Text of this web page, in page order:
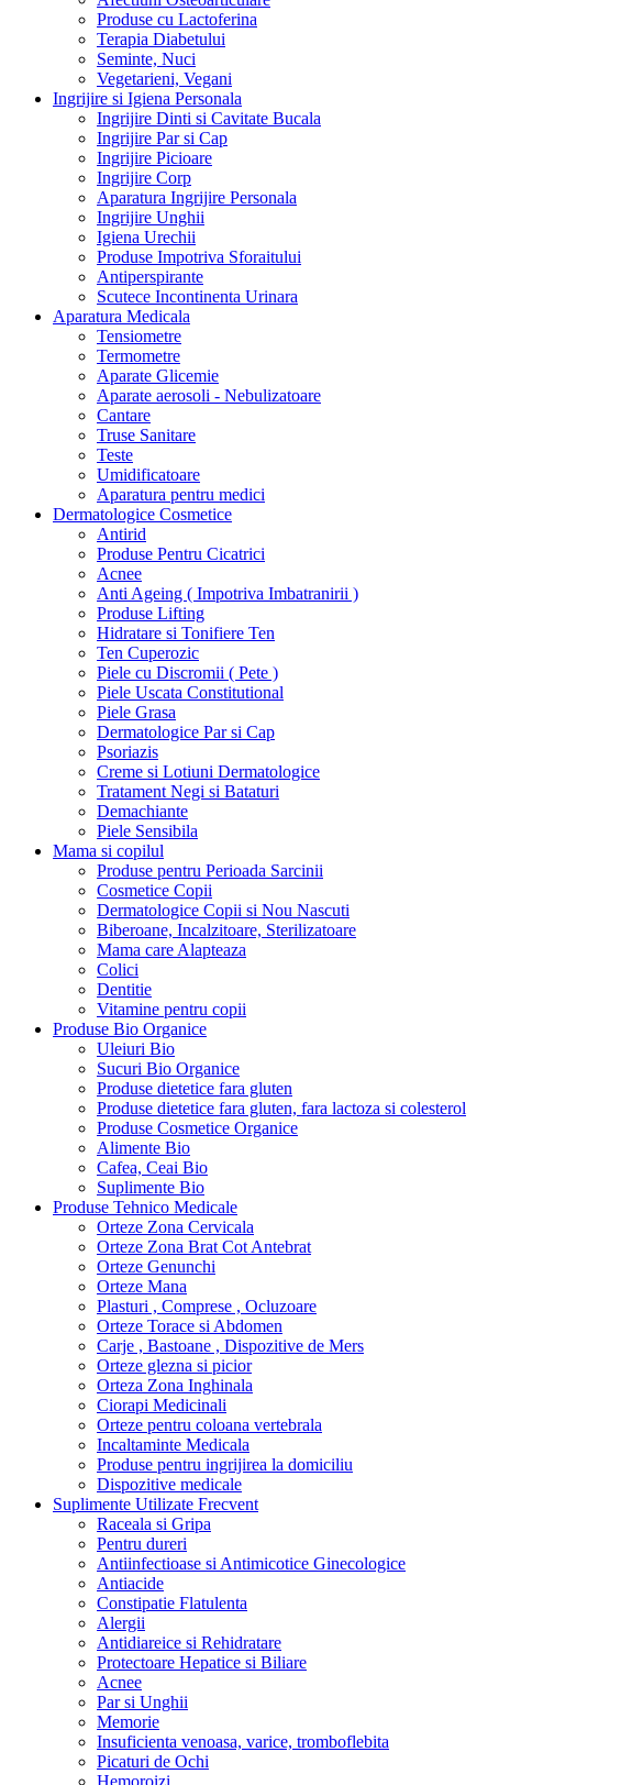
Produse cu Lactoferina
Terapia Diabetului
Seminte, Nuci
Vegetarieni, Vegani
Ingrijire si Igiena Personala
Ingrijire Dinti si Cavitate Bucala
Ingrijire Par si Cap
Ingrijire Picioare
Ingrijire Corp
Aparatura Ingrijire Personala
Ingrijire Unghii
Igiena Urechii
Produse Impotriva Sforaitului
Antiperspirante
Scutece Incontinenta Urinara
Aparatura Medicala
Tensiometre
Termometre
Aparate Glicemie
Aparate aerosoli - Nebulizatoare
Cantare
Truse Sanitare
Teste
Umidificatoare
Aparatura pentru medici
Dermatologice Cosmetice
Antirid
Produse Pentru Cicatrici
Acnee
Anti Ageing ( Impotriva Imbatranirii )
Produse Lifting
Hidratare si Tonifiere Ten
Ten Cuperozic
Piele cu Discromii ( Pete )
Piele Uscata Constitutional
Piele Grasa
Dermatologice Par si Cap
Psoriazis
Creme si Lotiuni Dermatologice
Tratament Negi si Bataturi
Demachiante
Piele Sensibila
Mama si copilul
Produse pentru Perioada Sarcinii
Cosmetice Copii
Dermatologice Copii si Nou Nascuti
Biberoane, Incalzitoare, Sterilizatoare
Mama care Alapteaza
Colici
Dentitie
Vitamine pentru copii
Produse Bio Organice
Uleiuri Bio
Sucuri Bio Organice
Produse dietetice fara gluten
Produse dietetice fara gluten, fara lactoza si colesterol
Produse Cosmetice Organice
Alimente Bio
Cafea, Ceai Bio
Suplimente Bio
Produse Tehnico Medicale
Orteze Zona Cervicala
Orteze Zona Brat Cot Antebrat
Orteze Genunchi
Orteze Mana
Plasturi , Comprese , Ocluzoare
Orteze Torace si Abdomen
Carje , Bastoane , Dispozitive de Mers
Orteze glezna si picior
Orteza Zona Inghinala
Ciorapi Medicinali
Orteze pentru coloana vertebrala
Incaltaminte Medicala
Produse pentru ingrijirea la domiciliu
Dispozitive medicale
Suplimente Utilizate Frecvent
Raceala si Gripa
Pentru dureri
Antiinfectioase si Antimicotice Ginecologice
Antiacide
Constipatie Flatulenta
Alergii
Antidiareice si Rehidratare
Protectoare Hepatice si Biliare
Acnee
Par si Unghii
Memorie
Insuficienta venoasa, varice, tromboflebita
Picaturi de Ochi
Hemoroizi